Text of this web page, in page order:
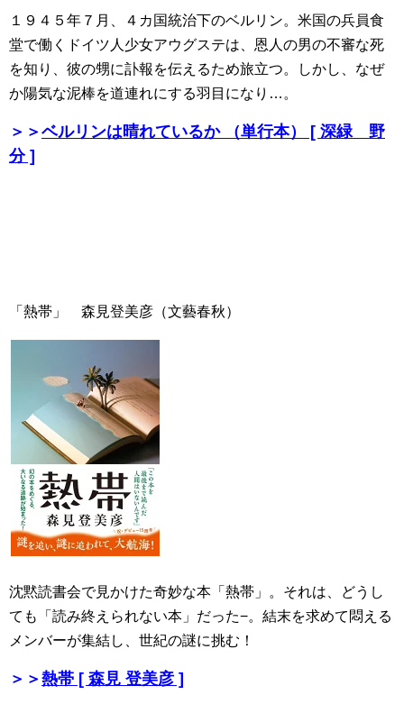
１９４５年７月、４カ国統治下のベルリン。米国の兵員食
堂で働くドイツ人少女アウグステは、恩人の男の不審な死
を知り、彼の甥に訃報を伝えるため旅立つ。しかし、なぜ
か陽気な泥棒を道連れにする羽目になり…。
＞＞ベルリンは晴れているか （単行本） [ 深緑 野
分 ]
「熱帯」 森見登美彦（文藝春秋）
沈黙読書会で見かけた奇妙な本「熱帯」。それは、どうし
ても「読み終えられない本」だった−。結末を求めて悶える
メンバーが集結し、世紀の謎に挑む！
＞＞熱帯 [ 森見 登美彦 ]